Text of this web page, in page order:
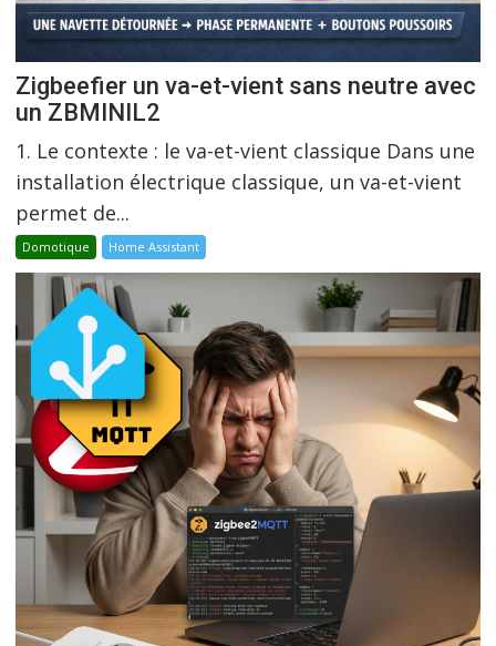
Zigbeefier un va-et-vient sans neutre avec
un ZBMINIL2
1. Le contexte : le va-et-vient classique Dans une
installation électrique classique, un va-et-vient
permet de...
Domotique Home Assistant